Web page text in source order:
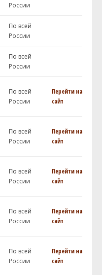
России
По всей
России
По всей
России
По всей
России
Перейти на
сайт
По всей
России
Перейти на
сайт
По всей
России
Перейти на
сайт
По всей
России
Перейти на
сайт
По всей
России
Перейти на
сайт